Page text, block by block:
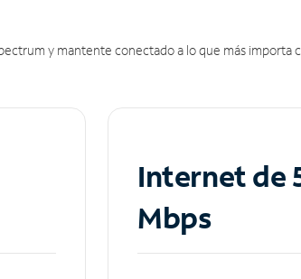
y mantente conectado a lo que más importa
Internet de
Mbps